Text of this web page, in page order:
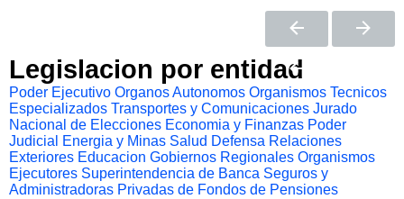
Legislacion por entidad
Poder Ejecutivo Organos Autonomos Organismos Tecnicos
Especializados Transportes y Comunicaciones Jurado
Nacional de Elecciones Economia y Finanzas Poder
Judicial
Energia y Minas Salud Defensa Relaciones
Exteriores Educacion Gobiernos Regionales Organismos
Ejecutores Superintendencia de Banca Seguros y
Administradoras Privadas de Fondos de Pensiones